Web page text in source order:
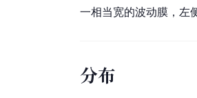
一相当宽的波动膜 ，左
分布